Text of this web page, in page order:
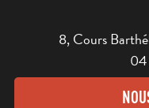
8, Cours
04